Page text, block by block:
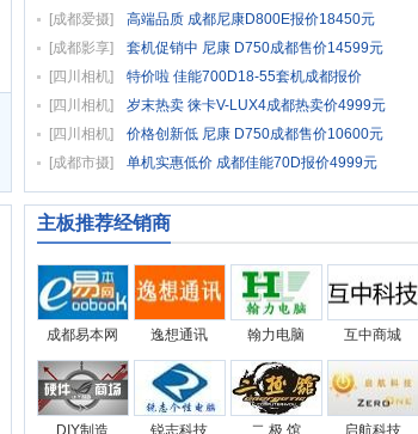
高端品质 成都尼康D800E报价18450元
[成都爱摄]
套机促销中 尼康 D750成都售价14599元
[成都影享]
特价啦 佳能700D18-55套机成都报价
[四川相机]
岁末热卖 徕卡V-LUX4成都热卖价4999元
[四川相机]
价格创新低 尼康 D750成都售价10600元
[四川相机]
单机实惠低价 成都佳能70D报价4999元
[成都市摄]
主板推荐经销商
成都易本网 逸想通讯 翰力电脑 互中商城
DIY制造 锐志科技 二 极 馆 启航科技